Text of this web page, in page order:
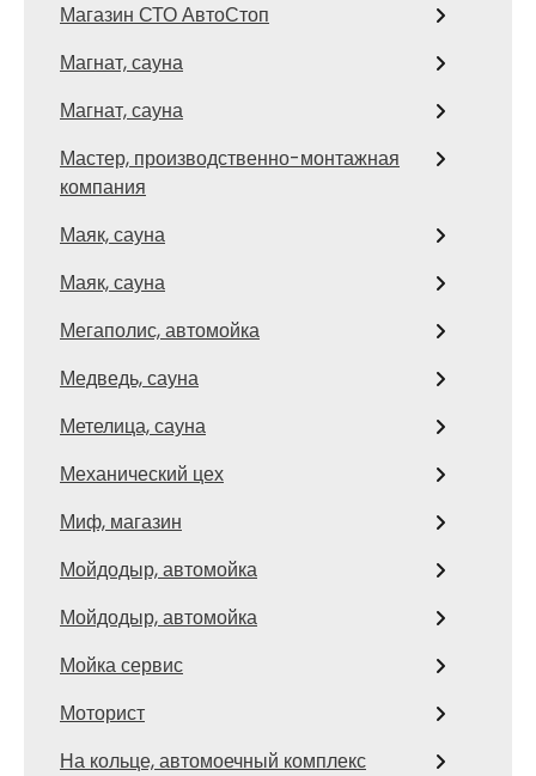
Магазин СТО АвтоСтоп
Магнат, сауна
Магнат, сауна
Мастер, производственно-монтажная
компания
Маяк, сауна
Маяк, сауна
Мегаполис, автомойка
Медведь, сауна
Метелица, сауна
Механический цех
Миф, магазин
Мойдодыр, автомойка
Мойдодыр, автомойка
Мойка сервис
Моторист
На кольце, автомоечный комплекс